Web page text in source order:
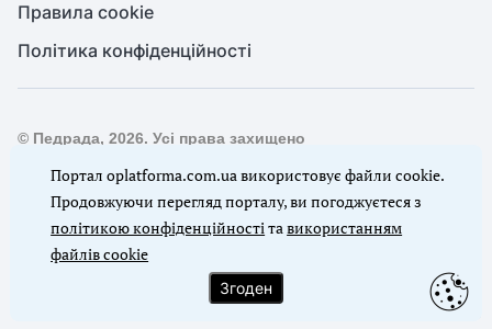
Правила cookie
Політика конфіденційності
© Педрада, 2026. Усі права захищено
Повне або часткове копіювання будь-яких матеріалів сайту,
цитування, публікація їх анотованих оглядів допускаються
лише з письмового дозволу редакції сайту Педрада
Ми в соцмережах
Портал oplatforma.com.ua використовує файли cookie.
Продовжуючи перегляд порталу, ви погоджуєтеся з
політикою конфіденційностітавикористанням
файлів cookie
Згоден